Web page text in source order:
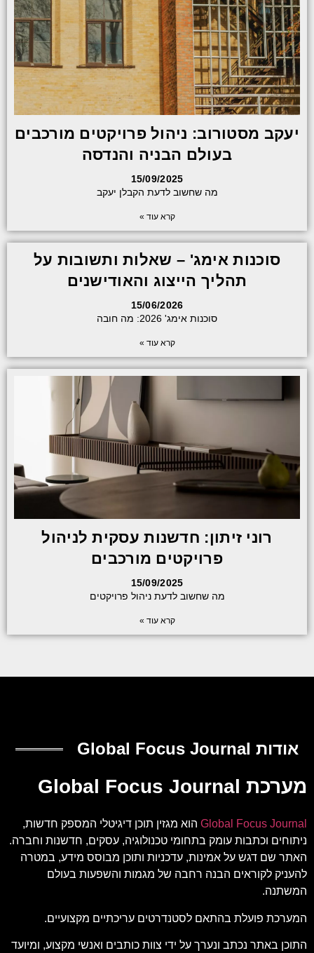
יעקב מסטורוב: ניהול פרויקטים מורכבים
בעולם הבניה והנדסה
15/09/2025
מה שחשוב לדעת הקבלן יעקב
קרא עוד »
סוכנות אימג' – שאלות ותשובות על
תהליך הייצוג והאודישנים
15/06/2026
סוכנות אימג' 2026: מה חובה
קרא עוד »
רוני זיתון: חדשנות עסקית לניהול
פרויקטים מורכבים
15/09/2025
מה שחשוב לדעת ניהול פרויקטים
קרא עוד »
אודות Global Focus Journal
מערכת Global Focus Journal
Global Focus Journal הוא מגזין תוכן דיגיטלי המספק חדשות,
ניתוחים וכתבות עומק בתחומי טכנולוגיה, עסקים, חדשנות וחברה.
האתר שם דגש על אמינות, עדכניות ותוכן מבוסס מידע, במטרה
להעניק לקוראים הבנה רחבה של מגמות והשפעות בעולם
המשתנה.
המערכת פועלת בהתאם לסטנדרטים עריכתיים מקצועיים.
התוכן באתר נכתב ונערך על ידי צוות כותבים ואנשי מקצוע, ומיועד